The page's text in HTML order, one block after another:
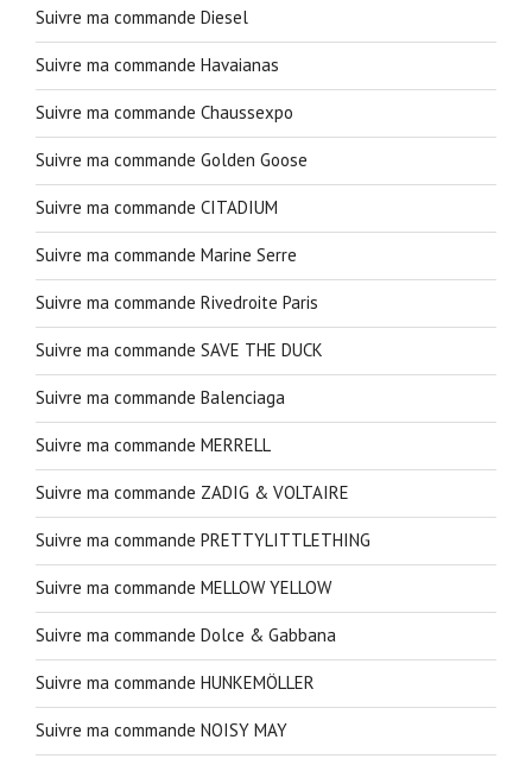
Suivre ma commande Diesel
Suivre ma commande Havaianas
Suivre ma commande Chaussexpo
Suivre ma commande Golden Goose
Suivre ma commande CITADIUM
Suivre ma commande Marine Serre
Suivre ma commande Rivedroite Paris
Suivre ma commande SAVE THE DUCK
Suivre ma commande Balenciaga
Suivre ma commande MERRELL
Suivre ma commande ZADIG & VOLTAIRE
Suivre ma commande PRETTYLITTLETHING
Suivre ma commande MELLOW YELLOW
Suivre ma commande Dolce & Gabbana
Suivre ma commande HUNKEMÖLLER
Suivre ma commande NOISY MAY